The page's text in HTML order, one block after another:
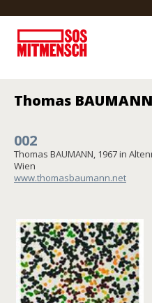
Thomas BAUMANN
002
Thomas BAUMANN, 1967 in
Wien
www.thomasbaumann.net